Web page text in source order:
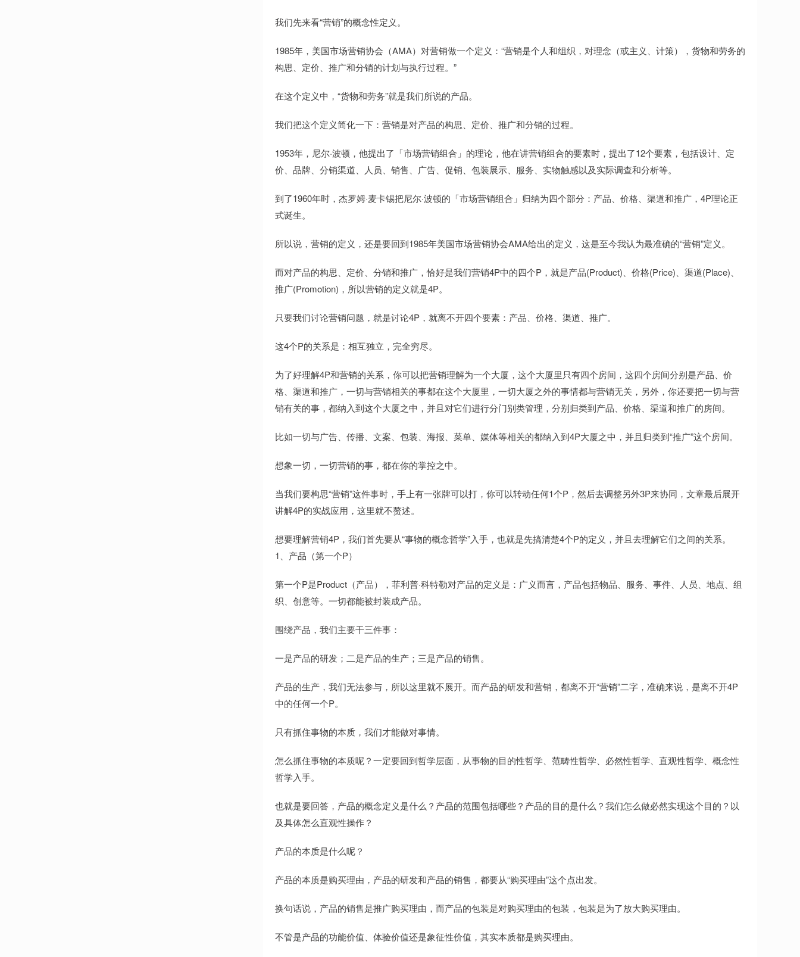
我们先来看“营销”的概念性定义。
1985年，美国市场营销协会（AMA）对营销做一个定义：“营销是个人和组织，对理念（或主义、计策），货物和劳务的
构思、定价、推广和分销的计划与执行过程。”
在这个定义中，“货物和劳务”就是我们所说的产品。
我们把这个定义简化一下：营销是对产品的构思、定价、推广和分销的过程。
1953年，尼尔·波顿，他提出了「市场营销组合」的理论，他在讲营销组合的要素时，提出了12个要素，包括设计、定
价、品牌、分销渠道、人员、销售、广告、促销、包装展示、服务、实物触感以及实际调查和分析等。
到了1960年时，杰罗姆·麦卡锡把尼尔·波顿的「市场营销组合」归纳为四个部分：产品、价格、渠道和推广，4P理论正
式诞生。
所以说，营销的定义，还是要回到1985年美国市场营销协会AMA给出的定义，这是至今我认为最准确的“营销”定义。
而对产品的构思、定价、分销和推广，恰好是我们营销4P中的四个P，就是产品(Product)、价格(Price)、渠道(Place)、
推广(Promotion)，所以营销的定义就是4P。
只要我们讨论营销问题，就是讨论4P，就离不开四个要素：产品、价格、渠道、推广。
这4个P的关系是：相互独立，完全穷尽。
为了好理解4P和营销的关系，你可以把营销理解为一个大厦，这个大厦里只有四个房间，这四个房间分别是产品、价
格、渠道和推广，一切与营销相关的事都在这个大厦里，一切大厦之外的事情都与营销无关，另外，你还要把一切与营
销有关的事，都纳入到这个大厦之中，并且对它们进行分门别类管理，分别归类到产品、价格、渠道和推广的房间。
比如一切与广告、传播、文案、包装、海报、菜单、媒体等相关的都纳入到4P大厦之中，并且归类到“推广”这个房间。
想象一切，一切营销的事，都在你的掌控之中。
当我们要构思“营销”这件事时，手上有一张牌可以打，你可以转动任何1个P，然后去调整另外3P来协同，文章最后展开
讲解4P的实战应用，这里就不赘述。
想要理解营销4P，我们首先要从“事物的概念哲学”入手，也就是先搞清楚4个P的定义，并且去理解它们之间的关系。
1、产品（第一个P）
第一个P是Product（产品），菲利普·科特勒对产品的定义是：广义而言，产品包括物品、服务、事件、人员、地点、组
织、创意等。一切都能被封装成产品。
围绕产品，我们主要干三件事：
一是产品的研发；二是产品的生产；三是产品的销售。
产品的生产，我们无法参与，所以这里就不展开。而产品的研发和营销，都离不开“营销”二字，准确来说，是离不开4P
中的任何一个P。
只有抓住事物的本质，我们才能做对事情。
怎么抓住事物的本质呢？一定要回到哲学层面，从事物的目的性哲学、范畴性哲学、必然性哲学、直观性哲学、概念性
哲学入手。
也就是要回答，产品的概念定义是什么？产品的范围包括哪些？产品的目的是什么？我们怎么做必然实现这个目的？以
及具体怎么直观性操作？
产品的本质是什么呢？
产品的本质是购买理由，产品的研发和产品的销售，都要从“购买理由”这个点出发。
换句话说，产品的销售是推广购买理由，而产品的包装是对购买理由的包装，包装是为了放大购买理由。
不管是产品的功能价值、体验价值还是象征性价值，其实本质都是购买理由。